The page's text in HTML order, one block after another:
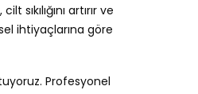
artırır ve
ihtiyaçlarına göre
Profesyonel